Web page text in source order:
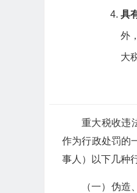
具
外
大
重大税收违
作为行政处罚的
事人）以下几种
（一）伪